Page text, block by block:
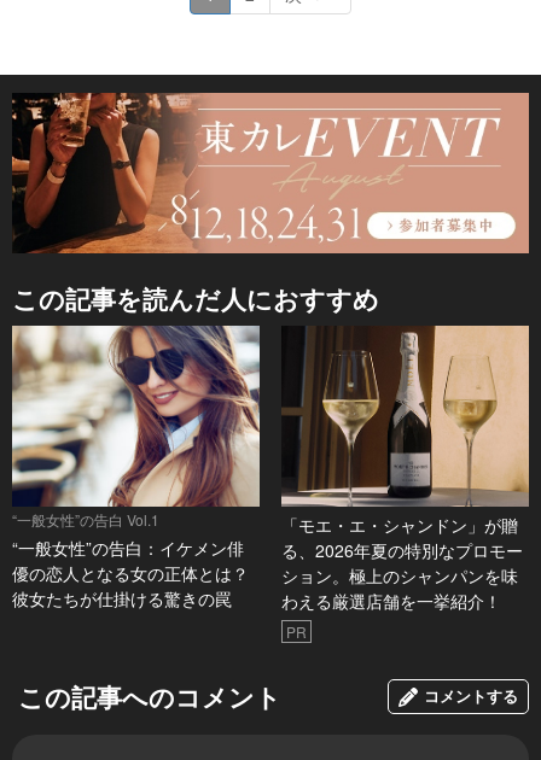
この記事を読んだ人におすすめ
“一般女性”の告白 Vol.1
“一般女性”の告白：イケメン俳
優の恋人となる女の正体とは？
彼女たちが仕掛ける驚きの罠
「モエ・エ・シャンドン」が贈
る、2026年夏の特別なプロモー
ション。極上のシャンパンを味
わえる厳選店舗を一挙紹介！
PR
この記事へのコメント コメントする